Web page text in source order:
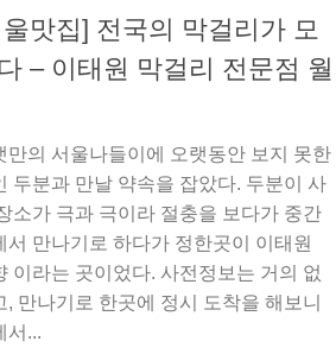
맛집] 전국의 막걸리가 모
– 이태원 막걸리 전문점 월
만의 서울나들이에 오랫동안 보지 못한
두분과 만날 약속을 잡았다. 두분이 사
소가 극과 극이라 절충을 보다가 중간
서 만나기로 하다가 정한곳이 이태원
이라는 곳이었다. 사전정보는 거의 없
, 만나기로 한곳에 정시 도착을 해보니
서...